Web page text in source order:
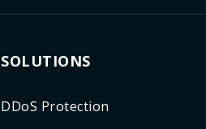
SOLUTIONS
DDoS Protection